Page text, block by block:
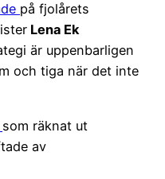
på fjolårets
Lena Ek
är uppenbarligen
och tiga när det inte
som räknat ut
av